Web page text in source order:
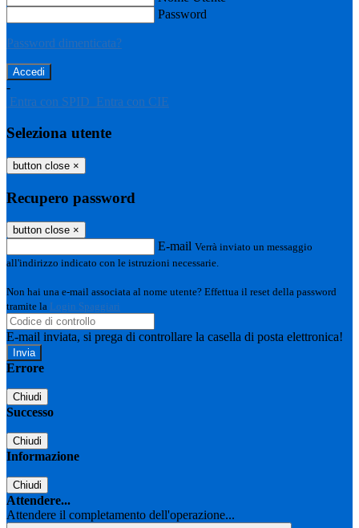
Password
Password dimenticata?
-
Entra con SPID Entra con CIE
Seleziona utente
button close ×
Recupero password
button close ×
E-mail Verrà inviato un messaggio
all'indirizzo indicato con le istruzioni necessarie.
Non hai una e-mail associata al nome utente? Effettua il reset della password
tramite la Login Spaggiari
E-mail inviata, si prega di controllare la casella di posta elettronica!
Errore
Chiudi
Successo
Chiudi
Informazione
Chiudi
Attendere...
Attendere il completamento dell'operazione...